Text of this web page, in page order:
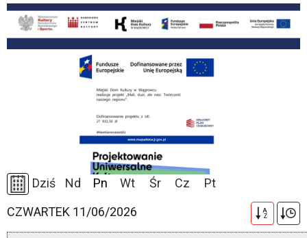
Dziś Nd Pn Wt Śr Cz
Pt
CZWARTEK 11/06/2026
A
Z